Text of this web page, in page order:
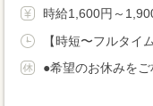
時給1,600円～
【時短〜フルタイ
●希望のお休みをご